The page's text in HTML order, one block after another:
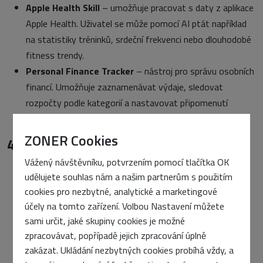
ZONER Cookies
Vážený návštěvníku, potvrzením pomocí tlačítka OK
udělujete souhlas nám a našim partnerům s použitím
cookies pro nezbytné, analytické a marketingové
účely na tomto zařízení. Volbou Nastavení můžete
sami určit, jaké skupiny cookies je možné
zpracovávat, popřípadě jejich zpracování úplně
zakázat. Ukládání nezbytných cookies probíhá vždy, a
Apple Health Skill – umožňuje pracovat s daty z aplikace
Apple Health. Uživatel se může pomocí AI ptát například
na statistiky tréninků, srdeční frekvenci nebo dlouhodobé
fitness trendy.
Personal Finance Tracker – nástroj pro správu osobních
financí. Umožňuje zaznamenávat výdaje, sledovat
rozpočty podle kategorií a nastavovat připomenutí
pravidelných plateb.
4) Vyhledávání a výzkum
Tavily Web Search – nástroj pro webové vyhledávání
optimalizované pro AI agenty. Vrací stručné a relevantní
výsledky vhodné pro další zpracování.
Academic Deep Research– skill určený pro
systematický výzkum. Provádí vícekrokovou analýzu
tématu, pracuje s citacemi a strukturovanou metodikou